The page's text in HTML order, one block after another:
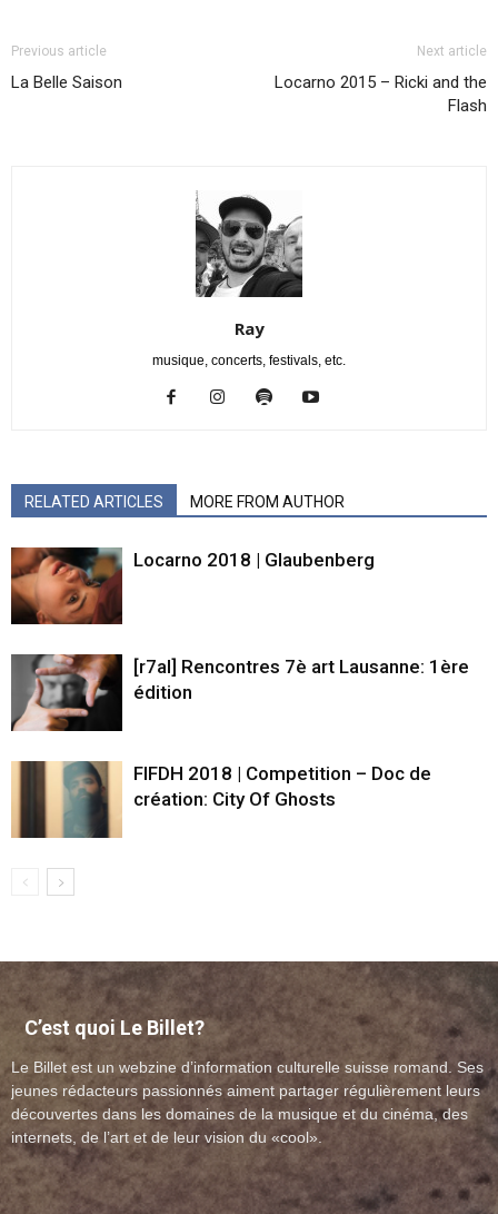
Previous article
La Belle Saison
Next article
Locarno 2015 – Ricki and the
Flash
Ray
musique, concerts, festivals, etc.
RELATED ARTICLES MORE FROM AUTHOR
Locarno 2018 | Glaubenberg
[r7al] Rencontres 7è art Lausanne: 1ère
édition
FIFDH 2018 | Competition – Doc de
création: City Of Ghosts
C’est quoi Le Billet?
Le Billet est un webzine d’information culturelle suisse romand. Ses
jeunes rédacteurs passionnés aiment partager régulièrement leurs
découvertes dans les domaines de la musique et du cinéma, des
internets, de l’art et de leur vision du «cool».